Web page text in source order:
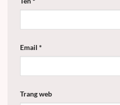
Email *
Trang web